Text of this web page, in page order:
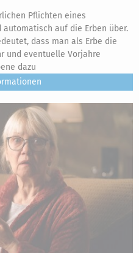
Pflichten eines
auf die Erben über.
dass man als Erbe die
und eventuelle Vorjahre
dazu